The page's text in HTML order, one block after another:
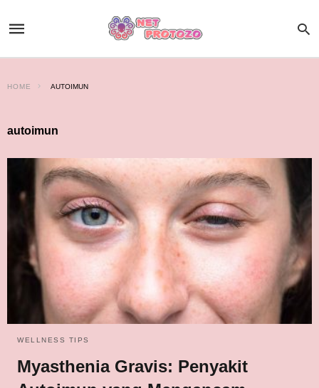
HOME AUTOIMUN
autoimun
WELLNESS TIPS
Myasthenia Gravis: Penyakit